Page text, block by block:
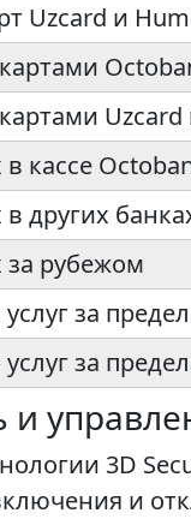
Uzcard и
Uzcard
кассе
других
рубежом
за
за
и
3D
и